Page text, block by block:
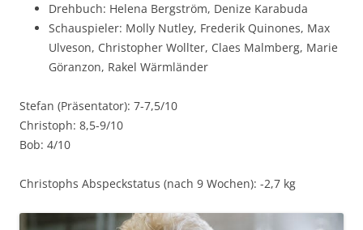
Drehbuch: Helena Bergström, Denize Karabuda
Schauspieler: Molly Nutley, Frederik Quinones, Max
Ulveson, Christopher Wollter, Claes Malmberg, Marie
Göranzon, Rakel Wärmländer
Stefan (Präsentator): 7-7,5/10
Christoph: 8,5-9/10
Bob: 4/10
Christophs Abspeckstatus (nach 9 Wochen): -2,7 kg